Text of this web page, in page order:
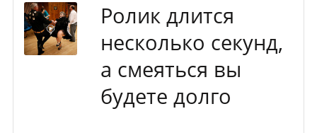
Ролик длится
несколько секунд,
а смеяться вы
будете долго